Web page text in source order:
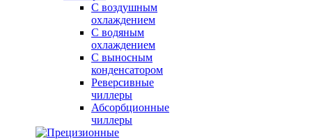
С воздушным
охлаждением
С водяным
охлаждением
С выносным
конденсатором
Реверсивные
чиллеры
Абсорбционные
чиллеры